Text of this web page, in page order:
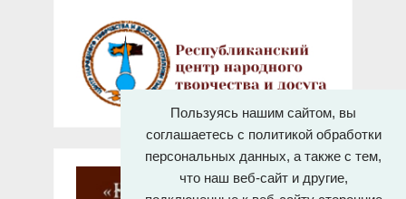
Пользуясь нашим сайтом, вы
соглашаетесь с политикой обработки
персональных данных, а также с тем,
что наш веб-сайт и другие,